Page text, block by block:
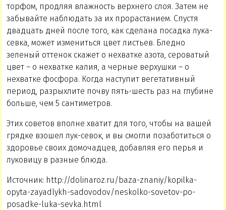
торфом, продляя влажность верхнего слоя. Затем не
забывайте наблюдать за их прорастанием. Спустя
двадцать дней после того, как сделана посадка лука-
севка, может измениться цвет листьев. Бледно
зеленый оттенок скажет о нехватке азота, сероватый
цвет – о нехватке калия, а черные верхушки – о
нехватке фосфора. Когда наступит вегетативный
период, разрыхлите почву пять-шесть раз на глубине
больше, чем 5 сантиметров.
Этих советов вполне хватит для того, чтобы на вашей
грядке взошел лук-севок, и вы смогли позаботиться о
здоровье своих домочадцев, добавляя его перья и
луковицу в разные блюда.
Источник: http://dolinaroz.ru/baza-znaniy/kopilka-
opyta-zayadlykh-sadovodov/neskolko-sovetov-po-
posadke-luka-sevka.html